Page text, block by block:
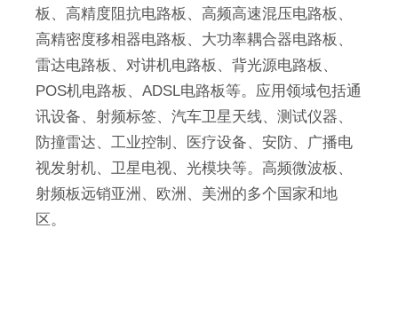
板、高精度阻抗电路板、高频高速混压电路板、
高精密度移相器电路板、大功率耦合器电路板、
雷达电路板、对讲机电路板、背光源电路板、
POS机电路板、ADSL电路板等。应用领域包括通
讯设备、射频标签、汽车卫星天线、测试仪器、
防撞雷达、工业控制、医疗设备、安防、广播电
视发射机、卫星电视、光模块等。高频微波板、
射频板远销亚洲、欧洲、美洲的多个国家和地
区。